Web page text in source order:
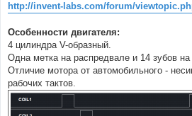
http://invent-labs.com/forum/
Особенности двигателя:
4 цилиндра V-образный.
Одна метка на распредвале и 14 зубов
Отличие мотора от автомобильного -
рабочих тактов.